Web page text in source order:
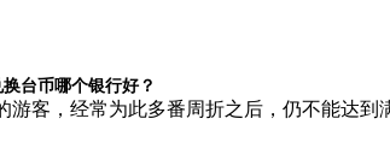
台币哪个银行好？
客，经常为此多番周折之后，仍不能达到